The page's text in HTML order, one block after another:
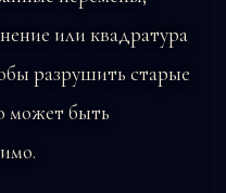
или квадратура
разрушить старые
может быть